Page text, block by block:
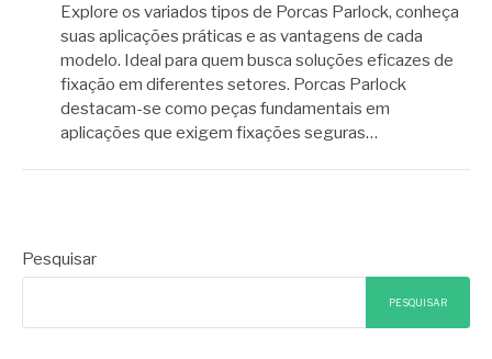
Explore os variados tipos de Porcas Parlock, conheça
suas aplicações práticas e as vantagens de cada
modelo. Ideal para quem busca soluções eficazes de
fixação em diferentes setores. Porcas Parlock
destacam-se como peças fundamentais em
aplicações que exigem fixações seguras…
Pesquisar
PESQUISAR